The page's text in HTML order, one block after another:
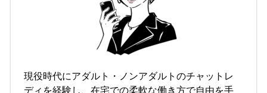
現役時代にアダルト・ノンアダルトのチャットレ
ディを経験し、在宅での柔軟な働き方で自由を手